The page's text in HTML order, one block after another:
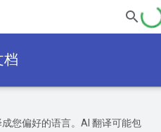
档
您偏好的语言。AI 翻译可能包